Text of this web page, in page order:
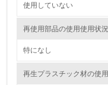
2.環境への取り組み
使用していない
再使用部品の使用使用状況
特になし
再生プラスチック材の使用